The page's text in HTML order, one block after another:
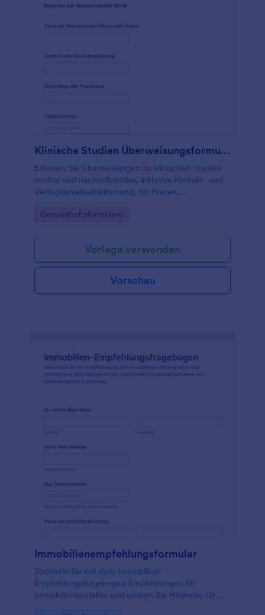
Klinische Studien Überweisungsformular
Erfassen Sie Überweisungen zu klinischen Studien
zentral und nachvollziehbar, inklusive Kontakt- und
Verfügbarkeitsabstimmung, für Praxen,
Jotform.
Go to Category:
Gesundheitsformulare
Vorlage verwenden
Vorschau
Immobilienempfehlungsformular
Sammeln Sie mit dem Immobilien-
Empfehlungsfragebogen Empfehlungen für
Immobilienkontakte und ordnen Sie Hinweise für